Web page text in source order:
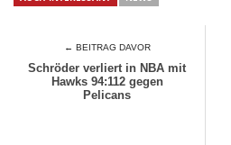
← BEITRAG DAVOR
Schröder verliert in NBA mit
Hawks 94:112 gegen
Pelicans